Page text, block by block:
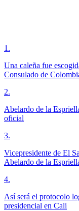
1 .
Una caleña fue
Consulado de
2.
Abelardo de la
oficial
3.
Vicepresidente de El
Abelardo de la
4.
Así será el protocolo
presidencial en Cali